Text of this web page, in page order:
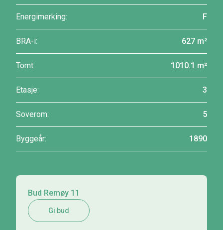
Energimerking: F
BRA-i: 627 m²
Tomt: 1010.1 m²
Etasje: 3
Soverom: 5
Byggeår: 1890
Bud Remøy 11
Gi bud